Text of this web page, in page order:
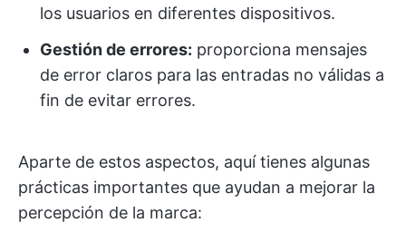
los usuarios en diferentes dispositivos.
Gestión de errores: proporciona mensajes
de error claros para las entradas no válidas a
fin de evitar errores.
Aparte de estos aspectos, aquí tienes algunas
prácticas importantes que ayudan a mejorar la
percepción de la marca: